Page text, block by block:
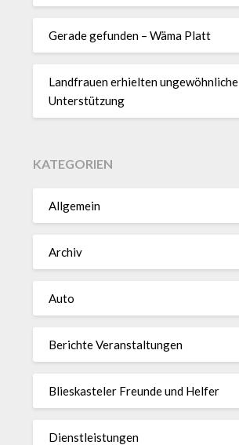
Gerade gefunden – Wäma Platt
Landfrauen erhielten ungewöhnliche
Unterstützung
KATEGORIEN
Allgemein
Archiv
Auto
Berichte Veranstaltungen
Blieskasteler Freunde und Helfer
Dienstleistungen